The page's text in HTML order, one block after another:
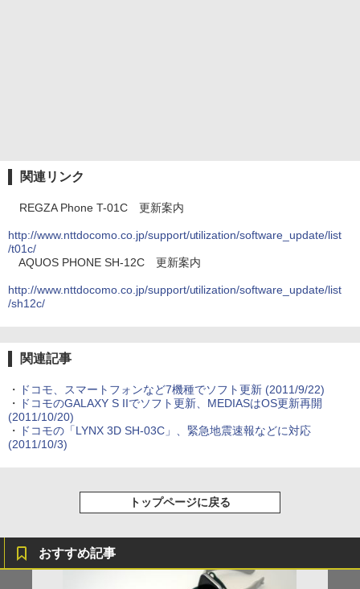
関連リンク
REGZA Phone T-01C 更新案内
http://www.nttdocomo.co.jp/support/utilization/software_update/list
/t01c/
AQUOS PHONE SH-12C 更新案内
http://www.nttdocomo.co.jp/support/utilization/software_update/list
/sh12c/
関連記事
・ ドコモ、スマートフォンなど7機種でソフト更新(2011/9/22)
・
ドコモのGALAXY S IIでソフト更新、MEDIASはOS更新再開
(2011/10/20)
・
ドコモの「LYNX 3D SH-03C」、緊急地震速報などに対応
(2011/10/3)
トップページに戻る
おすすめ記事